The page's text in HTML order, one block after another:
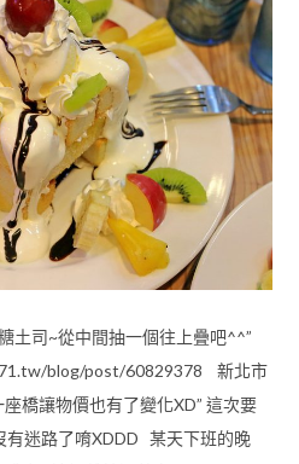
土司~從中間抽一個往上疊吧^^”
blog/post/60829378 新北市
橋讓物價也有了變化XD” 這次要
有迷路了唷XDDD 某天下班的晚